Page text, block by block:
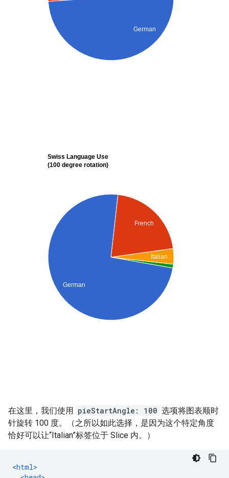
在这里，我们使用 pieStartAngle: 100 选项将图表顺时
针旋转 100 度。（之所以如此选择，是因为这个特定角度
恰好可以让“Italian”标签位于 Slice 内。）
<html>